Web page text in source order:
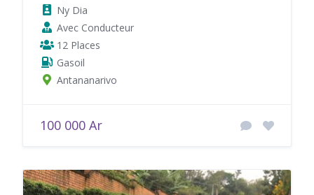
Ny Dia
Avec Conducteur
12 Places
Gasoil
Antananarivo
100 000 Ar